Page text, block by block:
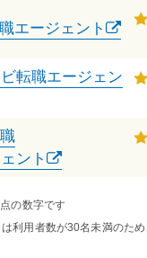
エージェント
転職エージェン
ント
の数字です
利用者数が30名未満のため